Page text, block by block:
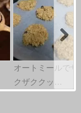
オートミールでザ
クザククッ…